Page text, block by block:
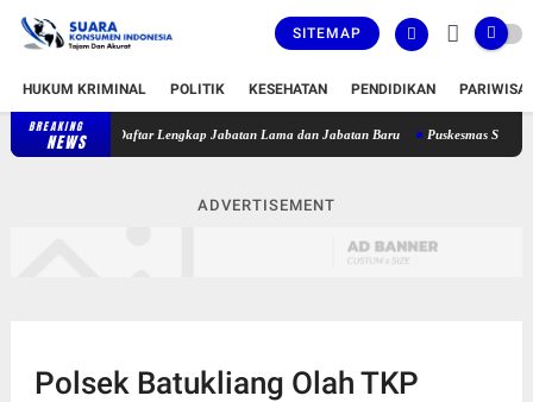
SITEMAP
HUKUM KRIMINAL POLITIK KESEHATAN PENDIDIKAN
BREAKING
NEWS
Berikut Daftar Lengkap Jabatan Lama dan Jabatan Baru Puskesmas Sakra Timur
ADVERTISEMENT
Polsek Batukliang Olah TKP